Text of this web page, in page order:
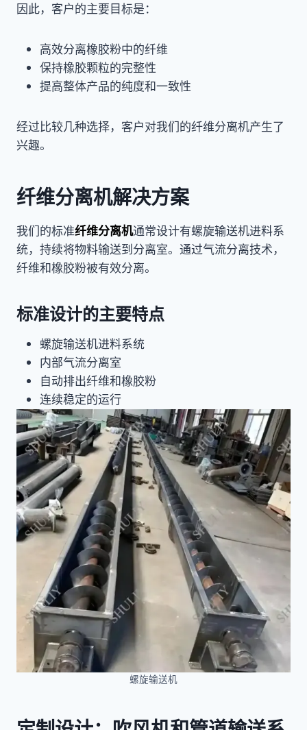
因此，客户的主要目标是：
高效分离橡胶粉中的纤维
保持橡胶颗粒的完整性
提高整体产品的纯度和一致性
经过比较几种选择，客户对我们的纤维分离机产生了
兴趣。
纤维分离机解决方案
我们的标准纤维分离机通常设计有螺旋输送机进料系
统，持续将物料输送到分离室。通过气流分离技术，
纤维和橡胶粉被有效分离。
标准设计的主要特点
螺旋输送机进料系统
内部气流分离室
自动排出纤维和橡胶粉
连续稳定的运行
螺旋输送机